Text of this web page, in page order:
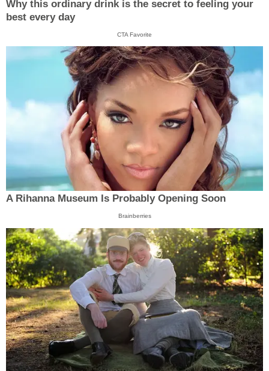
Why this ordinary drink is the secret to feeling your
best every day
CTA Favorite
A Rihanna Museum Is Probably Opening Soon
Brainberries